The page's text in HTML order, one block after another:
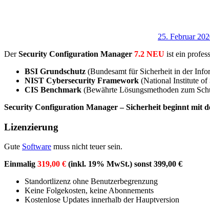
25. Februar
DerSecurity Configuration Manager 7.2 NEU ist ein
BSI Grundschutz (Bundesamt für Sicherheit in der
NIST Cybersecurity Framework (National Institute of
CIS Benchmark (Bewährte Lösungsmethoden zum
Security Configuration Manager – Sicherheit beginnt mit
Lizenzierung
Gute Software muss nicht teuer sein.
Einmalig 319,00 € (inkl. 19% MwSt.) sonst 399,00 €
Standortlizenz ohne Benutzerbegrenzung
Keine Folgekosten, keine Abonnements
Kostenlose Updates innerhalb der Hauptversion